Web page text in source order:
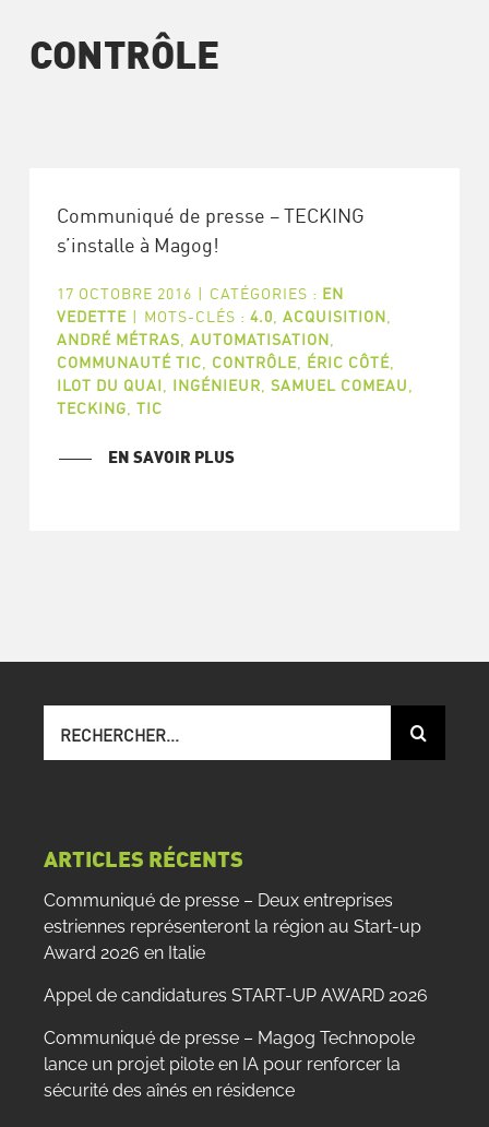
CONTRÔLE
Communiqué de presse – TECKING
s’installe à Magog!
17 OCTOBRE 2016 | CATÉGORIES : EN
VEDETTE | MOTS-CLÉS : 4.0 ACQUISITION
ANDRÉ MÉTRAS AUTOMATISATION
COMMUNAUTÉ TIC
CONTRÔLE, ÉRIC CÔTÉ,
ILOT DU QUAI
INGÉNIEUR SAMUEL COMEAU
TECKING TIC
EN SAVOIR PLUS
sur
ARTICLES RÉCENTS
Communiqué de presse – Deux entreprises
estriennes représenteront la région au Start-up
Award 2026 en Italie
Appel de candidatures START-UP AWARD 2026
Communiqué de presse – Magog Technopole
lance un projet pilote en IA pour renforcer la
sécurité des aînés en résidence